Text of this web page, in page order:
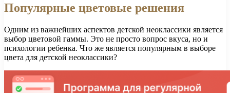
Популярные цветовые решения
Одним из важнейших аспектов детской неоклассики является
выбор цветовой гаммы. Это не просто вопрос вкуса, но и
психологии ребенка. Что же является популярным в выборе
цвета для детской неоклассики?